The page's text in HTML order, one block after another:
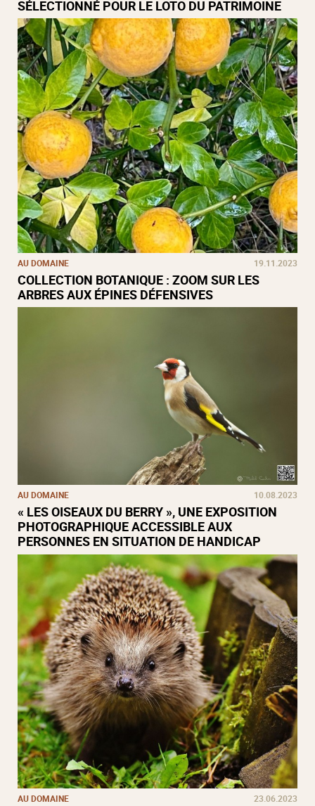
SÉLECTIONNÉ POUR LE LOTO DU PATRIMOINE
AU DOMAINE 19.11.2023
COLLECTION BOTANIQUE : ZOOM SUR LES
ARBRES AUX ÉPINES DÉFENSIVES
AU DOMAINE 10.08.2023
« LES OISEAUX DU BERRY », UNE EXPOSITION
PHOTOGRAPHIQUE ACCESSIBLE AUX
PERSONNES EN SITUATION DE HANDICAP
AU DOMAINE 23.06.2023